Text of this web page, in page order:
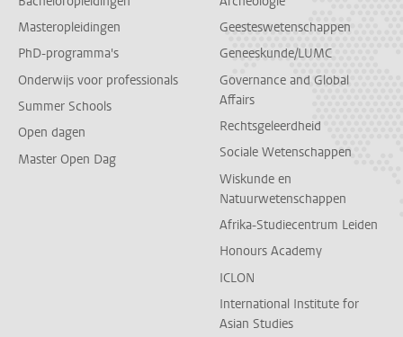
Masteropleidingen
PhD-programma's
Onderwijs voor professionals
Summer Schools
Open dagen
Master Open Dag
Geesteswetenschappen
Geneeskunde/LUMC
Governance and Global
Affairs
Rechtsgeleerdheid
Sociale Wetenschappen
Wiskunde en
Natuurwetenschappen
Afrika-Studiecentrum Leiden
Honours Academy
ICLON
International Institute for
Asian Studies